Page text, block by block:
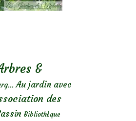
&
Au jardin avec
des
Bibliothèque